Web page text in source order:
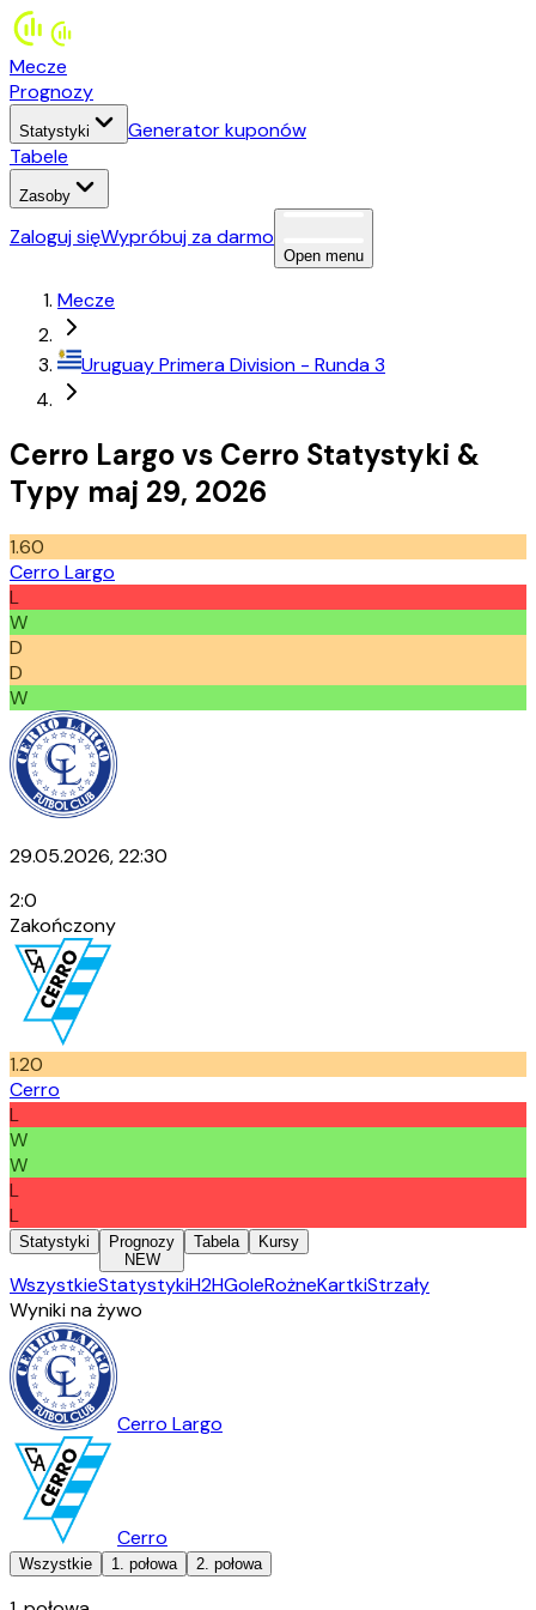
Mecze
Prognozy
Statystyki
Generator kuponów
Tabele
Zasoby
Zaloguj sięWypróbuj za darmo
Open menu
Mecze
UruguayPrimera Division - Runda 3
Cerro Largovs Cerro Statystyki &
Typy maj 29, 2026
1.60
Cerro Largo
L
W
D
D
W
29.05.2026, 22:30
2:0
Zakończony
1.20
Cerro
L
W
W
L
L
Statystyki
Prognozy
NEW
Tabela Kursy
WszystkieStatystykiH2HGoleRożneKartkiStrzały
Wyniki na żywo
Cerro Largo
Cerro
Wszystkie 1. połowa 2. połowa